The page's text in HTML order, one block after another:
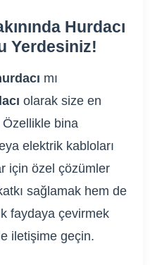
Hurdacı
Yerdesiniz!
mı
olarak size en
Özellikle bina
elektrik kabloları
için özel çözümler
sağlamak hem de
faydaya çevirmek
iletişime geçin.